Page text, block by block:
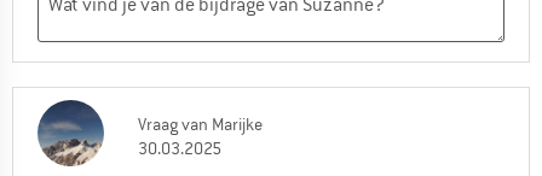
Vraagvan Marijke
30.03.2025